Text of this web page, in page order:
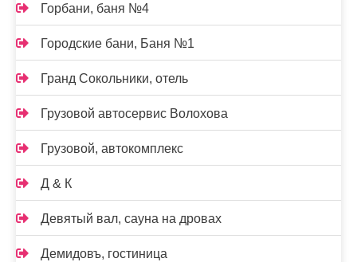
Горбани, баня №4
Городские бани, Баня №1
Гранд Сокольники, отель
Грузовой автосервис Волохова
Грузовой, автокомплекс
Д & К
Девятый вал, сауна на дровах
Демидовъ, гостиница